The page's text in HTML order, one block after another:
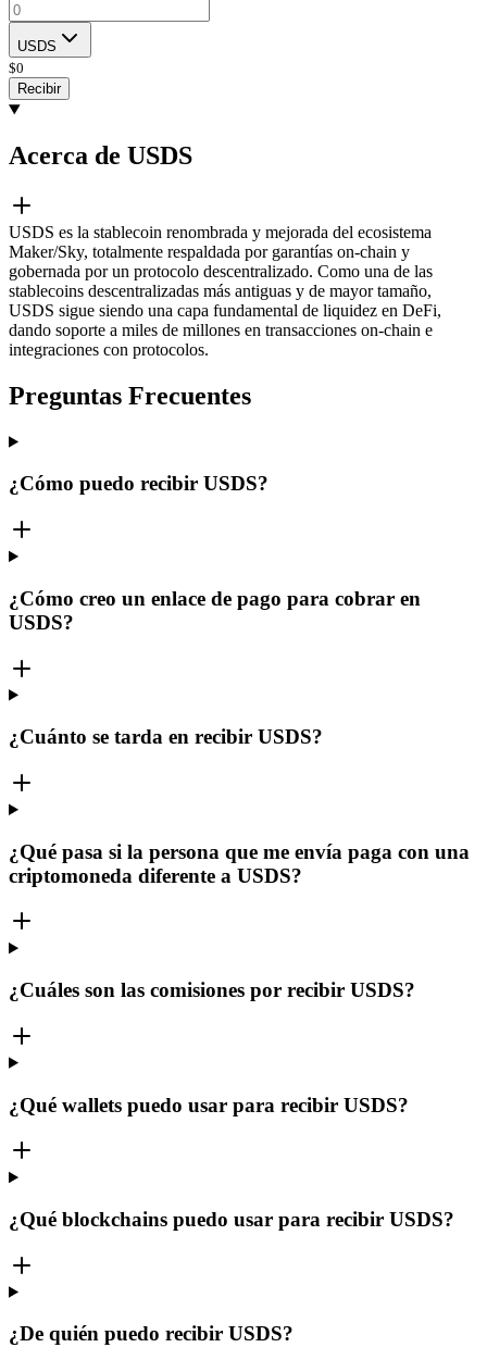
USDS
$0
Recibir
Acerca de USDS
USDS es la stablecoin renombrada y mejorada del ecosistema
Maker/Sky, totalmente respaldada por garantías on-chain y
gobernada por un protocolo descentralizado. Como una de las
stablecoins descentralizadas más antiguas y de mayor tamaño,
USDS sigue siendo una capa fundamental de liquidez en DeFi,
dando soporte a miles de millones en transacciones on-chain e
integraciones con protocolos.
Preguntas Frecuentes
¿Cómo puedo recibir USDS?
¿Cómo creo un enlace de pago para cobrar en
USDS?
¿Cuánto se tarda en recibir USDS?
¿Qué pasa si la persona que me envía paga con una
criptomoneda diferente a USDS?
¿Cuáles son las comisiones por recibir USDS?
¿Qué wallets puedo usar para recibir USDS?
¿Qué blockchains puedo usar para recibir USDS?
¿De quién puedo recibir USDS?